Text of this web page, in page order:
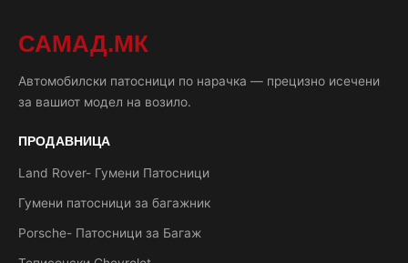
САМАД.МК
Автомобилски патосници по нарачка — прецизно исечени
за вашиот модел на возило.
ПРОДАВНИЦА
Land Rover- Гумени Патосници
Гумени патосници за багажник
Porsche- Патосници за Багаж